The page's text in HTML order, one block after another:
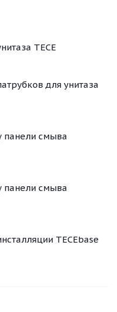
TECE
для унитаза
панели смыва
панели смыва
TECEbase